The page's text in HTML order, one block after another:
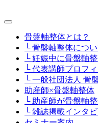
骨盤軸整体とは？
└ 骨盤軸整体につ
└ 妊娠中に骨盤軸
└ 代表講師プロフ
└ 一般社団法人 骨
助産師×骨盤軸整体
└ 助産師が骨盤軸
└ 雑誌掲載インタ